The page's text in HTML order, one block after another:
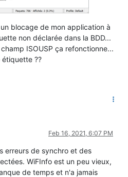
blocage de mon application à
non déclarée dans la BDD...
ISOUSP ça refonctionne...
??
Feb 16, 2021, 6:07 PM
erreurs de synchro et des
WiFInfo est un peu vieux,
de temps et n'a jamais